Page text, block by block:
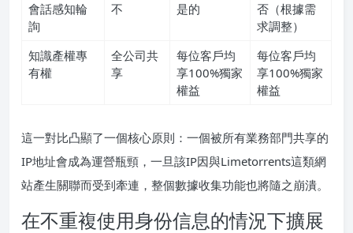
會話感知輪
詢
不 是的
否（根據需
求調整）
知識產權專
有權
全公司共
享
每位客戶均
享100%獨家
權益
每位客戶均
享100%獨家
權益
這一對比凸顯了一個核心原則：一個被所有業務部門共享的
IP地址會成為運營瓶頸，一旦該IP因與Limetorrents這類網
站產生關聯而受到牽連，整個數據收集功能也將隨之崩潰。
在不重複使用身份信息的情況下擴展